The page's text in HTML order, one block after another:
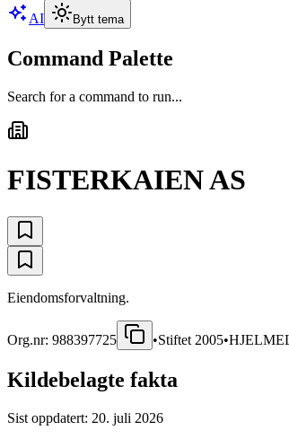
AI Bytt tema
Command Palette
Search for a command to run...
FISTERKAIEN AS
Eiendomsforvaltning.
Org.nr: 988397725 •Stiftet 2005•
Kildebelagte fakta
Sist oppdatert: 20. juli 2026